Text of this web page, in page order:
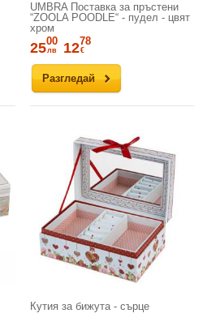
UMBRA Поставка за пръстени
“ZOOLA POODLE“ - пудел - цвят
хром
Разгледай
2500
лв 1278
€
Кутия за бижута - сърце